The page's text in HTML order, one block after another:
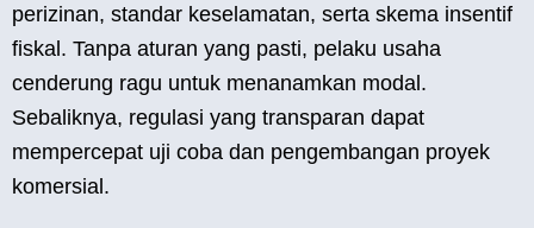
perizinan, standar keselamatan, serta skema insentif
fiskal. Tanpa aturan yang pasti, pelaku usaha
cenderung ragu untuk menanamkan modal.
Sebaliknya, regulasi yang transparan dapat
mempercepat uji coba dan pengembangan proyek
komersial.